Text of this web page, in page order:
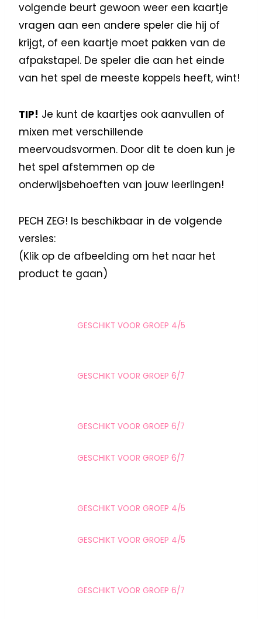
volgende beurt gewoon weer een kaartje
vragen aan een andere speler die hij of
krijgt, of een kaartje moet pakken van de
afpakstapel. De speler die aan het einde
van het spel de meeste koppels heeft, wint!
TIP! Je kunt de kaartjes ook aanvullen of
mixen met verschillende
meervoudsvormen. Door dit te doen kun je
het spel afstemmen op de
onderwijsbehoeften van jouw leerlingen!
PECH ZEG! Is beschikbaar in de volgende
versies:
(Klik op de afbeelding om het naar het
product te gaan)
GESCHIKT VOOR GROEP 4/5
GESCHIKT VOOR GROEP 6/7
GESCHIKT VOOR GROEP 6/7
GESCHIKT VOOR GROEP 6/7
GESCHIKT VOOR GROEP 4/5
GESCHIKT VOOR GROEP 4/5
GESCHIKT VOOR GROEP 6/7